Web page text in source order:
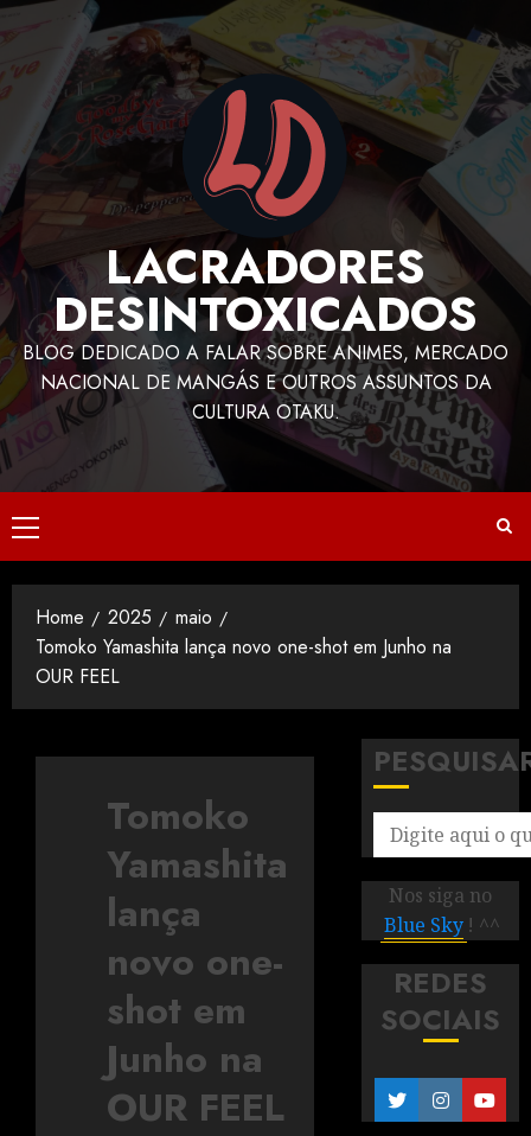
LACRADORES
DESINTOXICADOS
BLOG DEDICADO A FALAR SOBRE ANIMES, MERCADO
NACIONAL DE MANGÁS E OUTROS ASSUNTOS DA
CULTURA OTAKU.
Home 2025
maio
Tomoko Yamashita lança novo one-shot em Junho na
OUR FEEL
Tomoko
Yamashita
lança
novo one-
shot em
Junho na
OUR FEEL
Nos siga no
Blue Sky ! ^^
REDES
SOCIAIS